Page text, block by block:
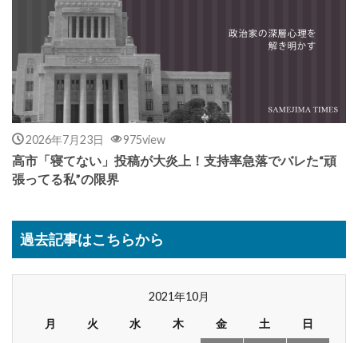
2026年7月23日 975view
高市「寝てない」投稿が大炎上！支持率急落でバレた“頑
張ってる私”の限界
過去記事はこちらから
2021年10月
月
火 水 木 金 土 日